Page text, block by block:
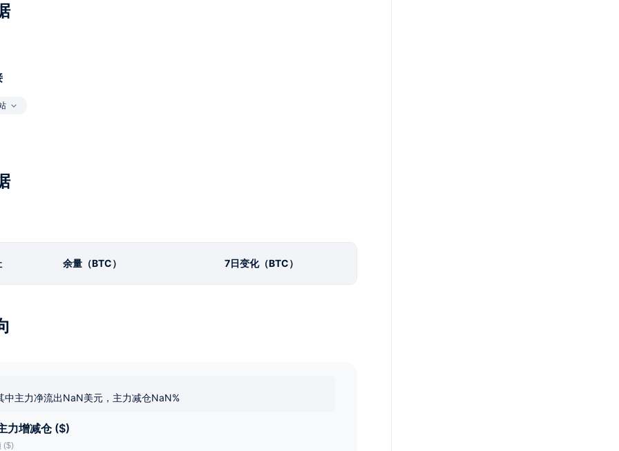
余量（BTC） 7日变化（BTC）
中主力净流出NaN美元，主力减仓NaN%
力增减仓 ($)